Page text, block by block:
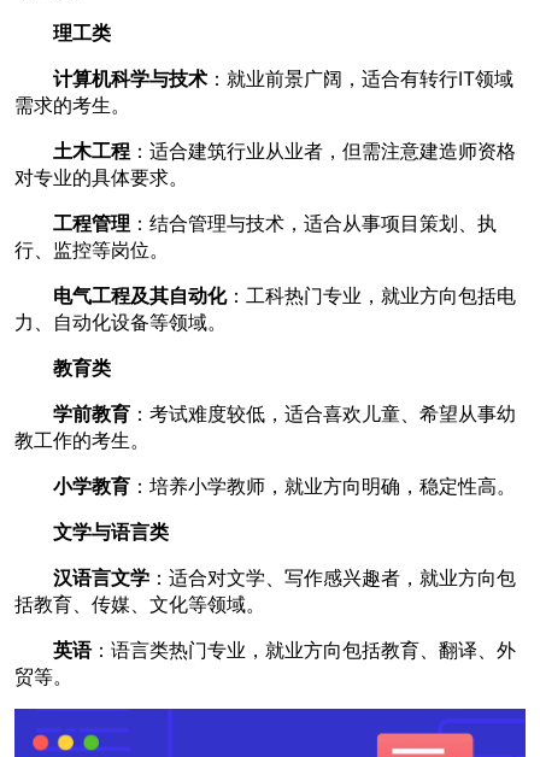
理工类
计算机科学与技术 ：就业前景广阔，适合有转行IT领域
需求的考生。
土木工程 ：适合建筑行业从业者，但需注意建造师资格
对专业的具体要求。
工程管理 ：结合管理与技术，适合从事项目策划、执
行、监控等岗位。
电气工程及其自动化：工科热门专业，就业方向包括电
力、自动化设备等领域。
教育类
学前教育 ：考试难度较低，适合喜欢儿童、希望从事幼
教工作的考生。
小学教育 ：培养小学教师，就业方向明确，稳定性高。
文学与语言类
汉语言文学 ：适合对文学、写作感兴趣者，就业方向包
括教育、传媒、文化等领域。
英语：语言类热门专业，就业方向包括教育、翻译、外
贸等。